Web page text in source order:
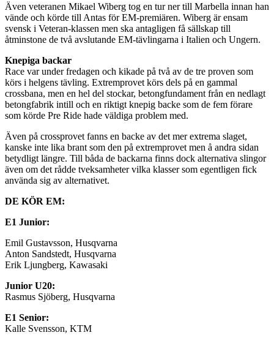
Även veteranen Mikael Wiberg tog en tur ner till Marbella innan han
vände och körde till Antas för EM-premiären. Wiberg är ensam
svensk i Veteran-klassen men ska antagligen få sällskap till
åtminstone de två avslutande EM-tävlingarna i Italien och Ungern.
Knepiga backar
Race var under fredagen och kikade på två av de tre proven som
körs i helgens tävling. Extremprovet körs dels på en gammal
crossbana, men en hel del stockar, betongfundament från en nedlagt
betongfabrik intill och en riktigt knepig backe som de fem förare
som körde Pre Ride hade väldiga problem med.
Även på crossprovet fanns en backe av det mer extrema slaget,
kanske inte lika brant som den på extremprovet men å andra sidan
betydligt längre. Till båda de backarna finns dock alternativa slingor
även om det rådde tveksamheter vilka klasser som egentligen fick
använda sig av alternativet.
DE KÖR EM:
E1 Junior:
Emil Gustavsson, Husqvarna
Anton Sandstedt, Husqvarna
Erik Ljungberg, Kawasaki
Junior U20:
Rasmus Sjöberg, Husqvarna
E1 Senior:
Kalle Svensson, KTM